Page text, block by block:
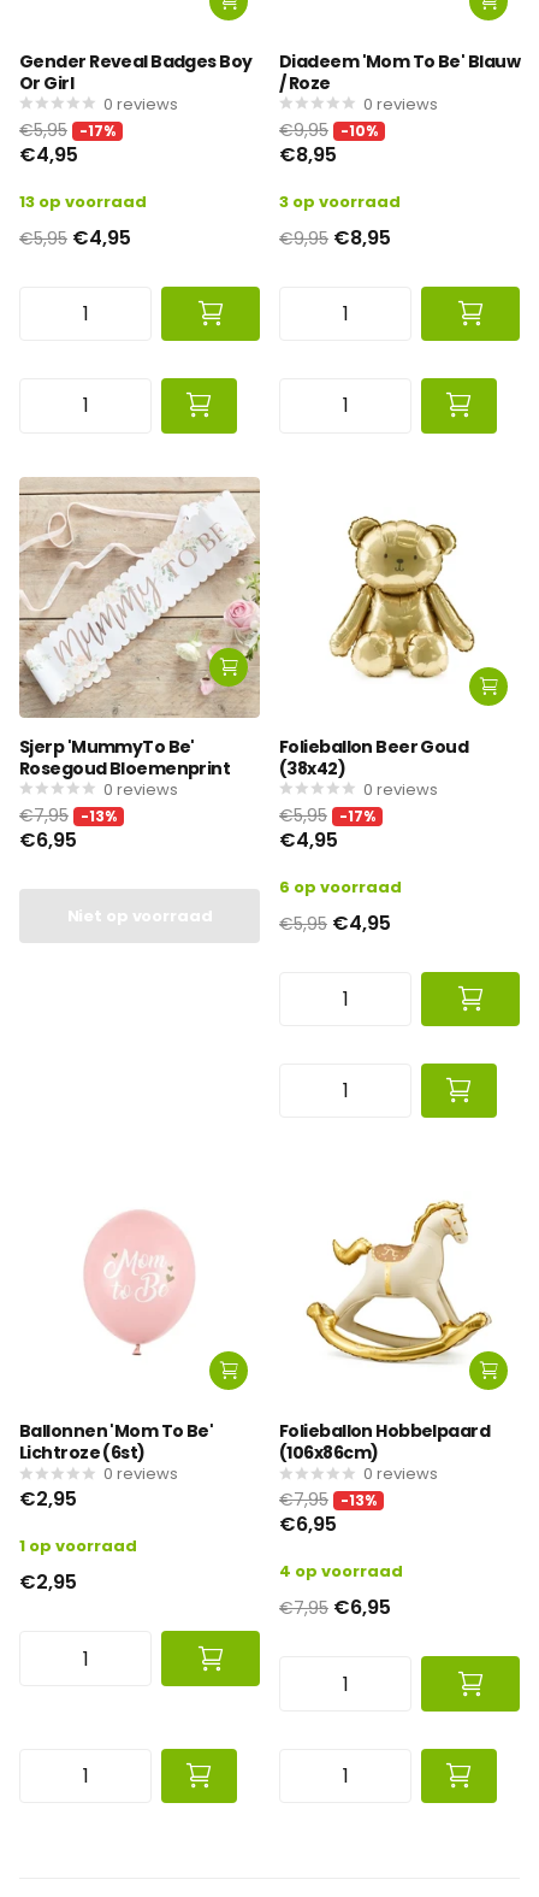
Gender Reveal Badges Boy
Or Girl
0 reviews
€5,95 -17%
€4,95
13 op voorraad
€5,95 €4,95
Diadeem 'Mom To Be' Blauw
/ Roze
0 reviews
€9,95 -10%
€8,95
3 op voorraad
€9,95 €8,95
Sjerp 'MummyTo Be'
Rosegoud Bloemenprint
0 reviews
€7,95 -13%
€6,95
Niet op voorraad
Folieballon Beer Goud
(38x42)
0 reviews
€5,95 -17%
€4,95
6 op voorraad
€5,95 €4,95
Ballonnen 'Mom To Be'
Lichtroze (6st)
0 reviews
€2,95
1 op voorraad
€2,95
Folieballon Hobbelpaard
(106x86cm)
0 reviews
€7,95 -13%
€6,95
4 op voorraad
€7,95 €6,95